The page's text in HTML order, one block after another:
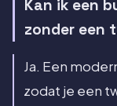
Kan ik een
zonder een
Ja. Een
zodat je een